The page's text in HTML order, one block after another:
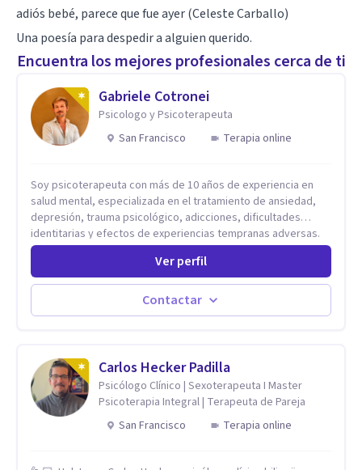
adiós bebé, parece que fue ayer (Celeste Carballo)
Una poesía para despedir a alguien querido.
Encuentra los mejores profesionales cerca de ti
Gabriele Cotronei
Psicologo y Psicoterapeuta
San Francisco
Terapia online
Soy psicoterapeuta con más de 10 años de experiencia en
salud mental, especializada en el tratamiento de ansiedad,
depresión, trauma psicológico, adicciones, dificultades
identitarias y efectos de experiencias tempranas adversas.
Ofrezco un espacio terapéutico seguro, confidencial y
profundamente humano, donde el dolor emocional puede
transformarse en autoconocimiento, regulación emocional y
psicoanálisis, terapia somática y de trauma, psicología
Psicología Analítica Junguiana. Mi abordaje también incorpora
perspectivas interculturales, ecopsicología y el trabajo
simbólico con el inconsciente, entendiendo que cada
proceso terapéutico es único y requiere una mirada
Ver perfil
Contactar
Carlos Hecker Padilla
Psicólogo Clínico | Sexoterapeuta I Master
Psicoterapia Integral | Terapeuta de Pareja
San Francisco
Terapia online